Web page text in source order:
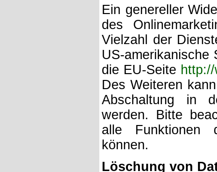
Ein genereller
des
Vielzahl der
US-amerikanische
die EU-Seite
Des Weiteren
Abschaltung in
werden. Bitte
alle Funktionen
können.
Löschung von